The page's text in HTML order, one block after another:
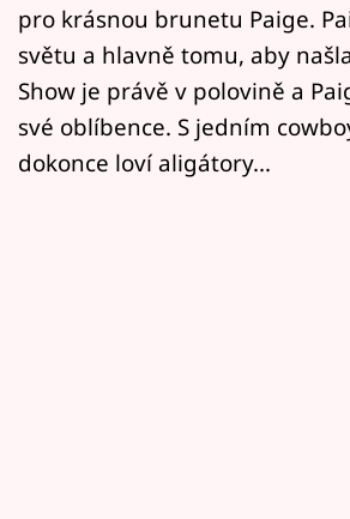
Mámy sobě
Přihlášení
pro krásnou brunetu Paige.
světu a hlavně tomu, aby
Show je právě v polovině a
své oblíbence. S jedním
dokonce loví aligátory...